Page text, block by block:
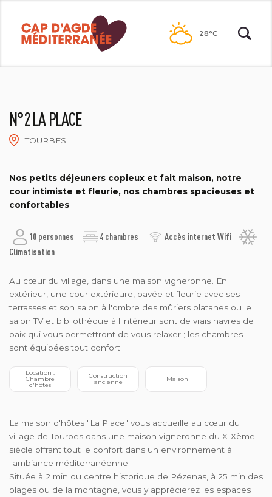
contenu
28°C
N°2 LA PLACE
TOURBES
Nos petits déjeuners copieux et fait maison, notre
cour intimiste et fleurie, nos chambres spacieuses et
confortables
10 personnes 4 chambres
Accès internet Wifi
Climatisation
Au cœur du village, dans une maison vigneronne. En
extérieur, une cour extérieure, pavée et fleurie avec ses
terrasses et son salon à l'ombre des mûriers platanes ou le
salon TV et bibliothèque à l'intérieur sont de vrais havres de
paix qui vous permettront de vous relaxer ; les chambres
sont équipées tout confort.
Location :
d'hôtes ancienne Maison
La maison d'hôtes "La Place" vous accueille au cœur du
village de Tourbes dans une maison vigneronne du XIXème
siècle offrant tout le confort dans un environnement à
l'ambiance méditerranéenne.
Située à 2 min du centre historique de Pézenas, à 25 min des
plages ou de la montagne, vous y apprécierez les espaces